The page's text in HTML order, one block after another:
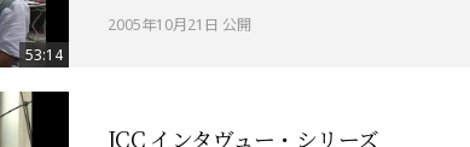
53:14
2005年10月21日 公開
ICC インタヴュー・シリーズ